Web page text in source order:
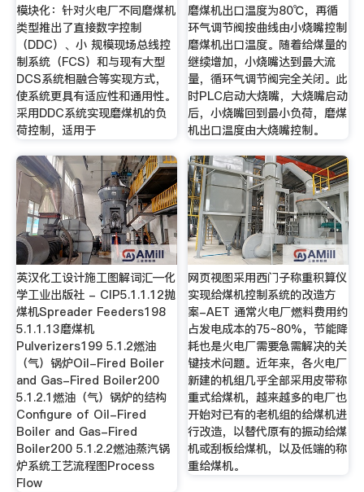
模块化：针对火电厂不同磨煤机
类型推出了直接数字控制
（DDC）、小 规模现场总线控
制系统（FCS）和与现有大型
DCS系统相融合等实现方式，
使系统更具有适应性和通用性。
采用DDC系统实现磨煤机的负
荷控制，适用于
磨煤机出口温度为80℃，再循
环气调节阀按曲线由小烧嘴控制
磨煤机出口温度。随着给煤量的
继续增加，小烧嘴达到最大流
量，循环气调节阀完全关闭。此
时PLC启动大烧嘴，大烧嘴启动
后，小烧嘴回到最小负荷，磨煤
机出口温度由大烧嘴控制。
英汉化工设计施工图解词汇—化
学工业出版社 - CIP5.1.1.12抛
煤机Spreader Feeders198
5.1.1.13磨煤机
Pulverizers199 5.1.2燃油
（气）锅炉Oil-Fired Boiler
and Gas-Fired Boiler200
5.1.2.1燃油（气）锅炉的结构
Configure of Oil-Fired
Boiler and Gas-Fired
Boiler200 5.1.2.2燃油蒸汽锅
炉系统工艺流程图Process
Flow
网页视图采用西门子称重积算仪
实现给煤机控制系统的改造方
案-AET 通常火电厂燃料费用约
占发电成本的75~80%，节能降
耗也是火电厂需要急需解决的关
键技术问题。近年来，各火电厂
新建的机组几乎全部采用皮带称
重式给煤机，越来越多的电厂也
开始对已有的老机组的给煤机进
行改造，以替代原有的振动给煤
机或刮板给煤机，以及低端的称
重给煤机。